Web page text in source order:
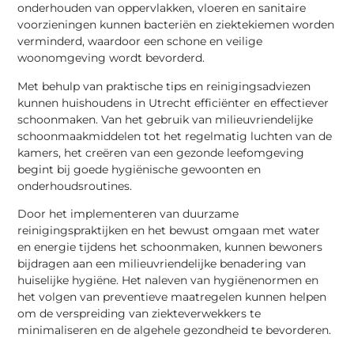
onderhouden van oppervlakken, vloeren en sanitaire
voorzieningen kunnen bacteriën en ziektekiemen worden
verminderd, waardoor een schone en veilige
woonomgeving wordt bevorderd.
Met behulp van praktische tips en reinigingsadviezen
kunnen huishoudens in Utrecht efficiënter en effectiever
schoonmaken. Van het gebruik van milieuvriendelijke
schoonmaakmiddelen tot het regelmatig luchten van de
kamers, het creëren van een gezonde leefomgeving
begint bij goede hygiënische gewoonten en
onderhoudsroutines.
Door het implementeren van duurzame
reinigingspraktijken en het bewust omgaan met water
en energie tijdens het schoonmaken, kunnen bewoners
bijdragen aan een milieuvriendelijke benadering van
huiselijke hygiëne. Het naleven van hygiënenormen en
het volgen van preventieve maatregelen kunnen helpen
om de verspreiding van ziekteverwekkers te
minimaliseren en de algehele gezondheid te bevorderen.